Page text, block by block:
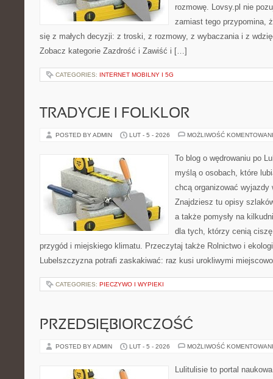
rozmowę. Lovsy.pl nie
zamiast tego przypomina,
się z małych decyzji: z troski, z rozmowy, z wybaczania i z
Zobacz kategorie Zazdrość i Zawiść i […]
CATEGORIES: INTERNET MOBILNY I 5G
TRADYCJE I FOLKLOR
POSTED BY ADMIN LUT - 5 - 2026 MOŻLIWOŚĆ
To blog o wędrowaniu po
myślą o osobach, które
chcą organizować wyjazdy
Znajdziesz tu opisy
a także pomysły na
dla tych, którzy cenią
przygód i miejskiego klimatu. Przeczytaj także Rolnictwo i
Lubelszczyzna potrafi zaskakiwać: raz kusi urokliwymi
CATEGORIES: PIECZYWO I WYPIEKI
PRZEDSIĘBIORCZOŚĆ
POSTED BY ADMIN LUT - 5 - 2026 MOŻLIWOŚĆ
Lulitulisie to portal